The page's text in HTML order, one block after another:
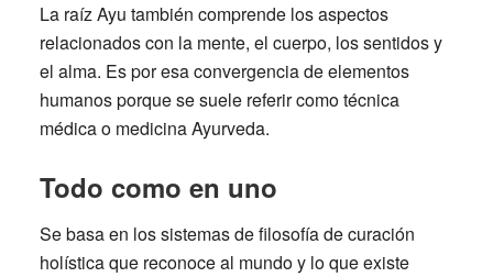
La raíz Ayu también comprende los aspectos
relacionados con la mente, el cuerpo, los sentidos y
el alma. Es por esa convergencia de elementos
humanos porque se suele referir como técnica
médica o medicina Ayurveda.
Todo como en uno
Se basa en los sistemas de filosofía de curación
holística que reconoce al mundo y lo que existe